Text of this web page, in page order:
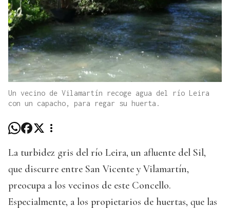
Un vecino de Vilamartín recoge agua del río Leira
con un capacho, para regar su huerta.
La turbidez gris del río Leira, un afluente del Sil,
que discurre entre San Vicente y Vilamartín,
preocupa a los vecinos de este Concello.
Especialmente, a los propietarios de huertas, que las